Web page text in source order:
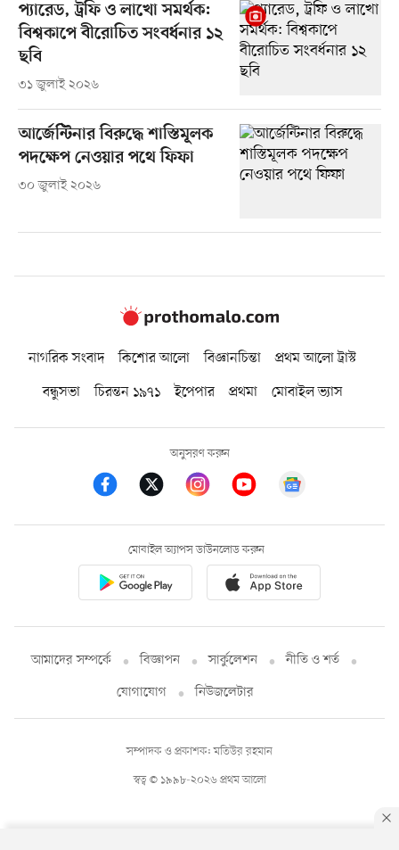
প্যারেড, ট্রফি ও লাখো সমর্থক:
বিশ্বকাপে বীরোচিত সংবর্ধনার ১২
ছবি
৩১ জুলাই ২০২৬
আর্জেন্টিনার বিরুদ্ধে শাস্তিমূলক
পদক্ষেপ নেওয়ার পথে ফিফা
৩০ জুলাই ২০২৬
নাগরিক সংবাদ কিশোর আলো বিজ্ঞানচিন্তা
প্রথম আলো ট্রাস্ট
বন্ধুসভা
চিরন্তন ১৯৭১ ইপেপার প্রথমা মোবাইল ভ্যাস
অনুসরণ করুন
মোবাইল অ্যাপস ডাউনলোড করুন
আমাদের সম্পর্কে বিজ্ঞাপন সার্কুলেশন
নীতি ও শর্ত
যোগাযোগ
নিউজলেটার
স্বত্ব © ১৯৯৮-২০২৬ প্রথম আলো
সম্পাদক ও প্রকাশক: মতিউর রহমান